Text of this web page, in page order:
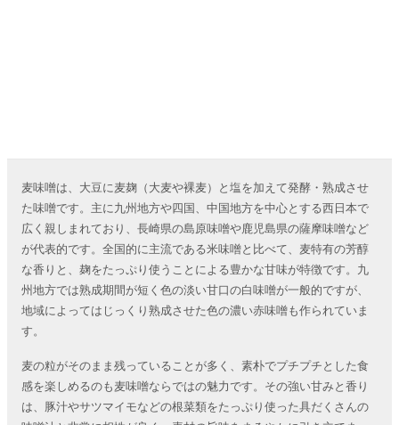
麦味噌は、大豆に麦麹（大麦や裸麦）と塩を加えて発酵・熟成させ
た味噌です。主に九州地方や四国、中国地方を中心とする西日本で
広く親しまれており、長崎県の島原味噌や鹿児島県の薩摩味噌など
が代表的です。全国的に主流である米味噌と比べて、麦特有の芳醇
な香りと、麹をたっぷり使うことによる豊かな甘味が特徴です。九
州地方では熟成期間が短く色の淡い甘口の白味噌が一般的ですが、
地域によってはじっくり熟成させた色の濃い赤味噌も作られていま
す。
麦の粒がそのまま残っていることが多く、素朴でプチプチとした食
感を楽しめるのも麦味噌ならではの魅力です。その強い甘みと香り
は、豚汁やサツマイモなどの根菜類をたっぷり使った具だくさんの